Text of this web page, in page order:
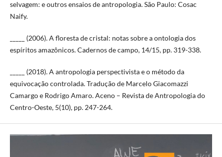
selvagem: e outros ensaios de antropologia. São Paulo: Cosac
Naify.
_____ (2006). A floresta de cristal: notas sobre a ontologia dos
espíritos amazônicos. Cadernos de campo, 14/15, pp. 319-338.
_____ (2018). A antropologia perspectivista e o método da
equivocação controlada. Tradução de Marcelo Giacomazzi
Camargo e Rodrigo Amaro. Aceno – Revista de Antropologia do
Centro-Oeste, 5(10), pp. 247-264.